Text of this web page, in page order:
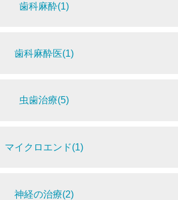
歯科麻酔(1)
歯科麻酔医(1)
虫歯治療(5)
マイクロエンド(1)
神経の治療(2)